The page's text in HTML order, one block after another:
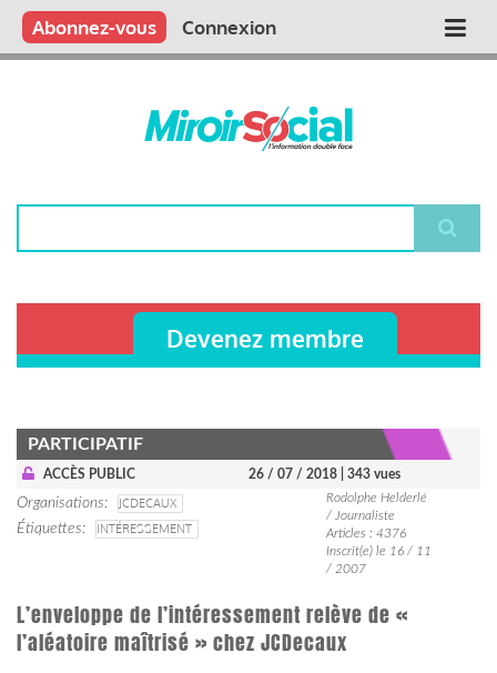
Aller
contenu
Main
Qui sommes nous ?
Vous publiez
Nous publions
Contactez-nous
Abonnez-vous Connexion
Devenez membre
PARTICIPATIF
ACCÈS PUBLIC 26 / 07 / 2018 | 343 vues
Organisations
JCDECAUX
Étiquettes
INTÉRESSEMENT
Rodolphe Helderlé
/ Journaliste
Articles : 4376
Inscrit(e) le 16 / 11
/ 2007
L’enveloppe de l’intéressement relève de «
l’aléatoire maîtrisé » chez JCDecaux